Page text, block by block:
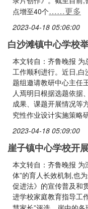
点增至40个……更多
2023-04-18 05:06:00
白沙滩镇中心学校
本文转自：齐鲁晚报
工作顺利进行。近日,
题组邀请教研中心主任
人焉明日根据选题依据
成果、课题开展情况等
究性作业设计实施策略
2023-04-18 05:09:00
崖子镇中心学校开
本文转自：齐鲁晚报 为
体”的育人长效机制,也
促进法》的宣传普及和
进学校家庭教育指导工